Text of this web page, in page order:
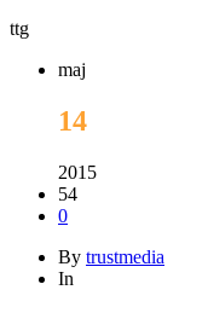
ttg
maj
14
2015
54
0
By trustmedia
In